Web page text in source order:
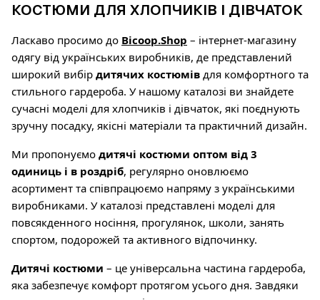
КОСТЮМИ ДЛЯ ХЛОПЧИКІВ І ДІВЧАТОК
Ласкаво просимо до Bicoop.Shop – інтернет-магазину
одягу від українських виробників, де представлений
широкий вибір дитячих костюмів для комфортного та
стильного гардероба. У нашому каталозі ви знайдете
сучасні моделі для хлопчиків і дівчаток, які поєднують
зручну посадку, якісні матеріали та практичний дизайн.
Ми пропонуємо дитячі костюми оптом від 3
одиниць і в роздріб, регулярно оновлюємо
асортимент та співпрацюємо напряму з українськими
виробниками. У каталозі представлені моделі для
повсякденного носіння, прогулянок, школи, занять
спортом, подорожей та активного відпочинку.
Дитячі костюми – це універсальна частина гардероба,
яка забезпечує комфорт протягом усього дня. Завдяки